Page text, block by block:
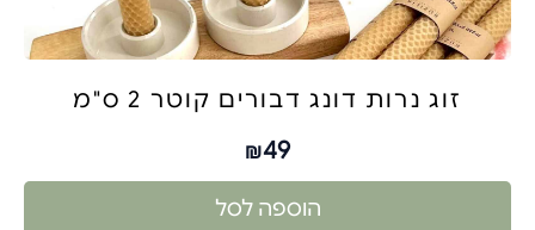
זוג נרות דונג דבורים קוטר 2 ס"מ
₪49
הוספה לסל